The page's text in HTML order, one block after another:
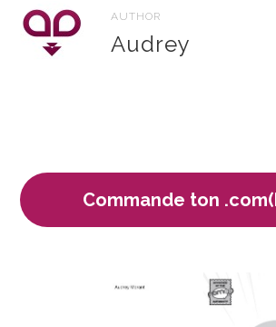
AUTHOR
Audrey
Commande ton